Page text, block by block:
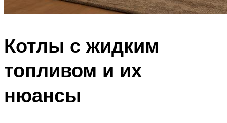
Котлы с жидким
топливом и их
нюансы